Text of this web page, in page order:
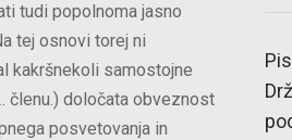
tudi popolnoma jasno
tej osnovi torej ni
kakršnekoli samostojne
členu.) določata obveznost
posvetovanja in